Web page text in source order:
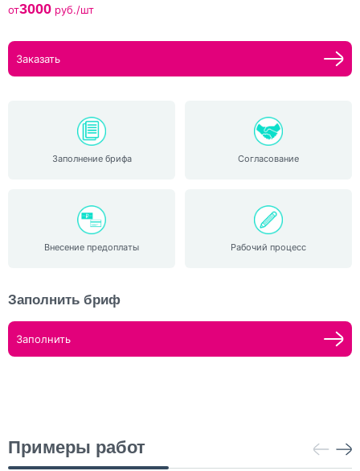
от3000 руб./шт
Заказать
Заполнение брифа Согласование
Внесение предоплаты Рабочий процесс
Заполнить бриф
Заполнить
Примеры работ